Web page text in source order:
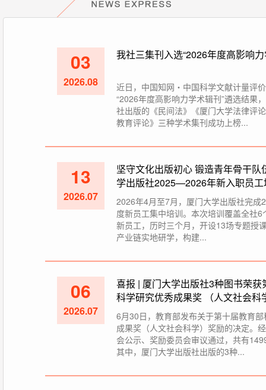
03
2026.08
我社三集刊入选“2026年度高影响
近日，中国知网・中国科学文献计量评
“2026年度高影响力学术辑刊”遴选结果
社出版的《民间法》《厦门大学法律评
教育评论》三种学术集刊成功上榜...
13
2026.07
坚守文化出版初心 锻造青年骨干
学出版社2025—2026年新入职员
束
2026年4月至7月，厦门大学出版社完成
度新员工集中培训。本次培训覆盖全社6
新员工，历时三个月，开设13场专题授
产业链实地研学，构建...
06
2026.07
喜报 | 厦门大学出版社3种图书荣获
科学研究优秀成果奖 （人文社会科
6月30日，教育部发布关于第十届教育
成果奖（人文社会科学）奖励的决定。
会公示、奖励委员会审议通过，共有
其中，厦门大学出版社出版的3种...